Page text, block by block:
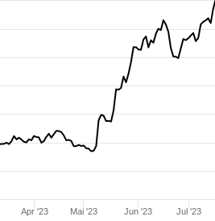
Apr '23 Mai '23 Jun '23 Jul '23